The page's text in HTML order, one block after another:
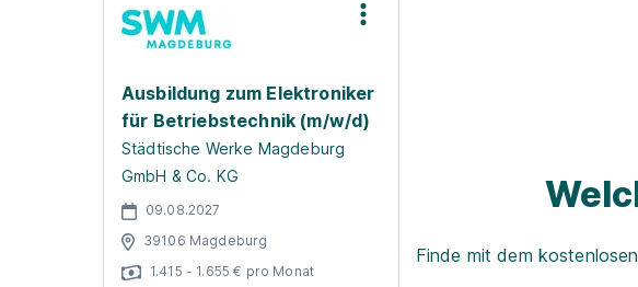
Ausbildung zum Elektroniker
für Betriebstechnik (m/w/d)
Städtische Werke Magdeburg
GmbH & Co. KG
09.08.2027
39106 Magdeburg
1.415 - 1.655 € pro Monat
Finde mit dem